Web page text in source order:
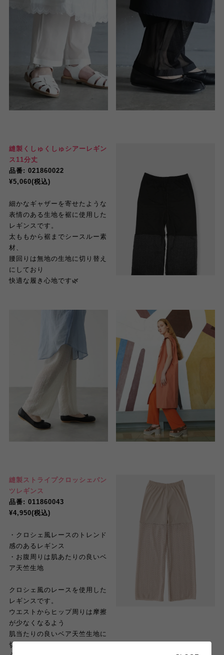
縫製くしゅくしゅシアーレギン
ス11分丈
品番: 021860022
¥5,060(税込)
細かなギャザーを寄せたような
表情のある生地を裾に使用した
レギンスです。
太ももから裾までシースルー素
材、
腰回りは無地の生地に切り替え
にしており
快適な履き心地です 🌿
縫製ストライプクロッシェパン
ツレギンス
品番: 011860043
¥4,950(税込)
・クロシェ風レースのトレンド
感のあるレギンス
・お腹周りは肌あたりの良いベ
ア天竺生地
クロシェ風のレースを使用した
レギンスです。
ウエストからヒップ周りは摩擦
が少なくなるよう
肌当たりの良いベア天竺生地に
切り替えているので快適な履き